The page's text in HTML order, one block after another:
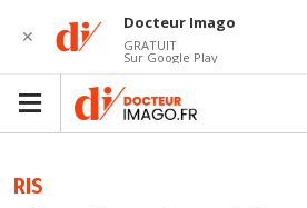
RIS
✕
Docteur Imago
GRATUIT
Sur Google Play